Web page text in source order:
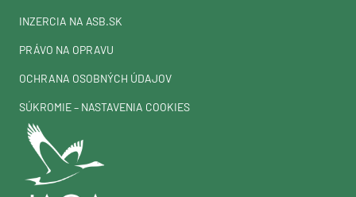
INZERCIA NA ASB.SK
PRÁVO NA OPRAVU
OCHRANA OSOBNÝCH ÚDAJOV
SÚKROMIE – NASTAVENIA COOKIES